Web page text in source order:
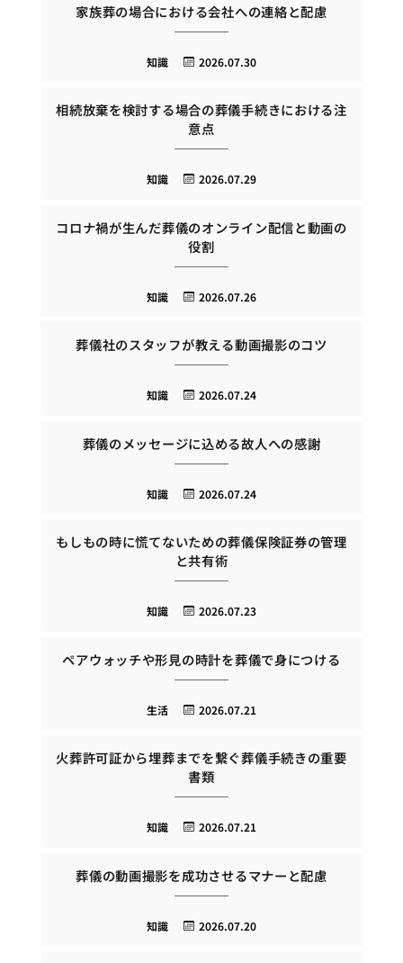
家族葬の場合における会社への連絡と配慮
2026.07.30
知識
相続放棄を検討する場合の葬儀手続きにおける注
意点
2026.07.29
知識
コロナ禍が生んだ葬儀のオンライン配信と動画の
役割
2026.07.26
知識
葬儀社のスタッフが教える動画撮影のコツ
2026.07.24
知識
葬儀のメッセージに込める故人への感謝
2026.07.24
知識
もしもの時に慌てないための葬儀保険証券の管理
と共有術
2026.07.23
知識
ペアウォッチや形見の時計を葬儀で身につける
2026.07.21
生活
火葬許可証から埋葬までを繋ぐ葬儀手続きの重要
書類
2026.07.21
知識
葬儀の動画撮影を成功させるマナーと配慮
2026.07.20
知識